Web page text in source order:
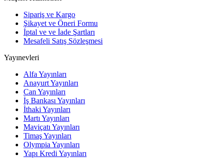
Sipariş ve Kargo
Şikayet ve Öneri Formu
İptal ve ve İade Şartları
Mesafeli Satış Sözleşmesi
Yayınevleri
Alfa Yayınları
Anayurt Yayınları
Can Yayınları
İş Bankası Yayınları
İthaki Yayınları
Martı Yayınları
Maviçatı Yayınları
Timaş Yayınları
Olympia Yayınları
Yapı Kredi Yayınları